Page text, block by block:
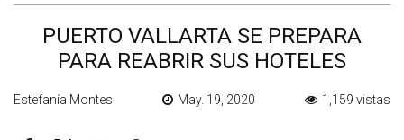
PUERTO VALLARTA SE PREPARA
PARA REABRIR SUS HOTELES
Estefanía Montes May. 19, 2020 1,159 vistas